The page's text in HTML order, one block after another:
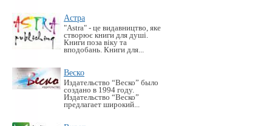
Астра
"Astra" - це видавництво, яке
створює книги для душі.
Книги поза віку та
вподобань. Книги для...
Веско
Издательство “Веско” было
создано в 1994 году.
Издательство “Веско”
предлагает широкий...